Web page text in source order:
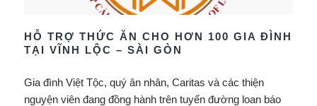
HỖ TRỢ THỨC ĂN CHO HƠN 100 GIA ĐÌNH
TẠI VĨNH LỘC – SÀI GÒN
Gia đình Việt Tộc, quý ân nhân, Caritas và các thiện
nguyện viên đang đồng hành trên tuyến đường loan báo